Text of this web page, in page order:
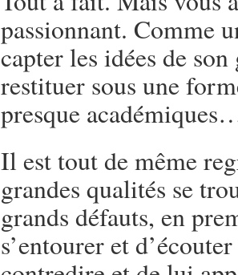
passionnant. Comme
capter les idées de
restituer sous une
presque
Il est tout de même
grandes qualités se
grands défauts, en
s’entourer et